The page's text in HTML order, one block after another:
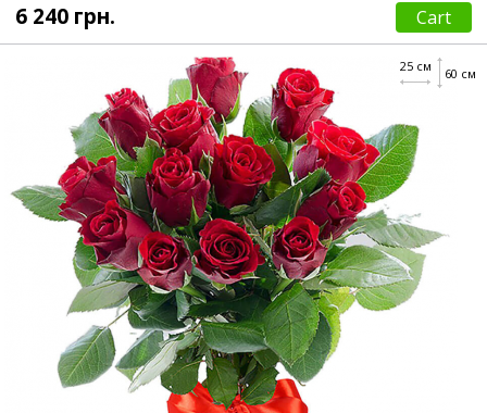
6 240 грн.
Cart
60 см
25 см